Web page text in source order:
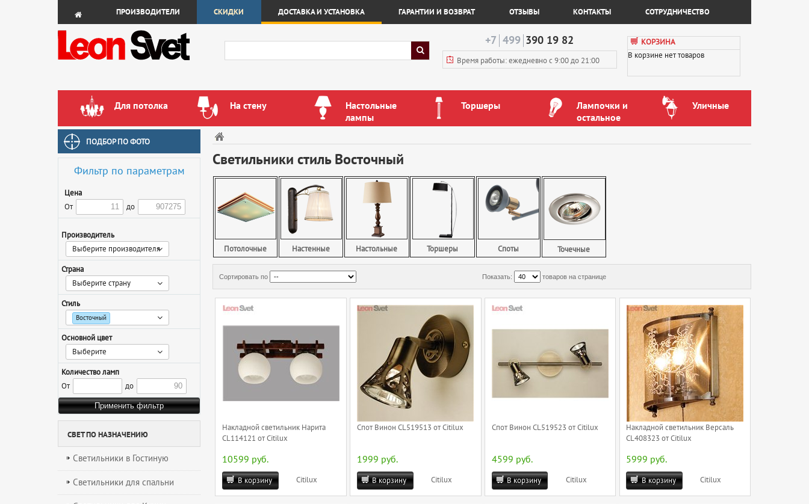
ПРОИЗВОДИТЕЛИ СКИДКИ ДОСТАВКА И УСТАНОВКА ГАРАНТИИ И ВОЗВРАТ ОТЗЫВЫ КОНТАКТЫ СОТРУДНИЧЕСТВО
+7 499 390 19 82
Время работы: ежедневнос 9:00 до 21:00
КОРЗИНА
В корзине нет товаров
Для потолка На стену
Настольные
лампы
Торшеры
Лампочки и
остальное
Уличные
ПОДБОР ПО ФОТО
Фильтр по параметрам
Цена
От
до
Производитель
Выберите производителя
Страна
Выберите страну
Стиль
Восточный
Основной цвет
Выберите
Количество ламп
От
до
СВЕТ ПО НАЗНАЧЕНИЮ
Светильники в Гостиную
Светильники для спальни
Светильники стиль Восточный
Потолочные Настенные Настольные Торшеры Споты Точечные
Сортировать по Показать: товаров на странице
Накладной светильник Нарита
CL114121 от Citilux
10599 руб.
В корзину Citilux
Спот Винон CL519513 от Citilux
1999 руб.
В корзину Citilux
Спот Винон CL519523 от Citilux
4599 руб.
В корзину Citilux
Накладной светильник Версаль
CL408323 от Citilux
5999 руб.
В корзину Citilux